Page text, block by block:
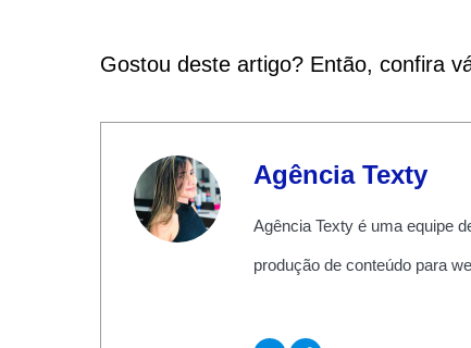
Gostou deste artigo? Então, confira
Agência Texty
Agência Texty é uma equipe
produção de conteúdo para